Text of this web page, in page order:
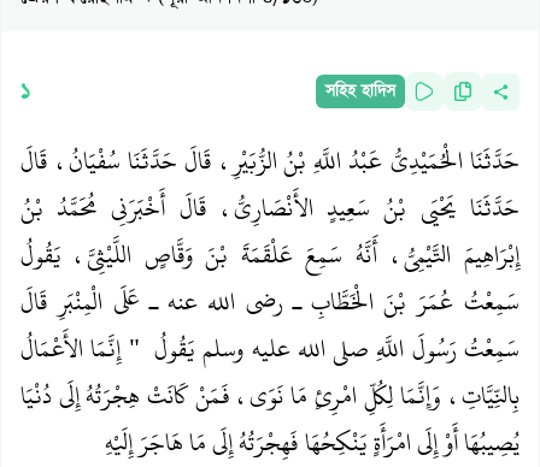
১ সহিহ হাদিস
حَدَّثَنَا الْحُمَيْدِيُّ عَبْدُ اللَّهِ بْنُ الزُّبَيْرِ، قَالَ حَدَّثَنَا سُفْيَانُ، قَالَ
حَدَّثَنَا يَحْيَى بْنُ سَعِيدٍ الأَنْصَارِيُّ، قَالَ أَخْبَرَنِي مُحَمَّدُ بْنُ
إِبْرَاهِيمَ التَّيْمِيُّ، أَنَّهُ سَمِعَ عَلْقَمَةَ بْنَ وَقَّاصٍ اللَّيْثِيَّ، يَقُولُ
سَمِعْتُ عُمَرَ بْنَ الْخَطَّابِ ـ رضى الله عنه ـ عَلَى الْمِنْبَرِ قَالَ
سَمِعْتُ رَسُولَ اللَّهِ صلى الله عليه وسلم يَقُولُ ‏ "‏ إِنَّمَا الأَعْمَالُ
بِالنِّيَّاتِ، وَإِنَّمَا لِكُلِّ امْرِئٍ مَا نَوَى، فَمَنْ كَانَتْ هِجْرَتُهُ إِلَى دُنْيَا
يُصِيبُهَا أَوْ إِلَى امْرَأَةٍ يَنْكِحُهَا فَهِجْرَتُهُ إِلَى مَا هَاجَرَ إِلَيْهِ